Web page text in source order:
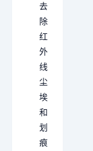
去
除
红
外
线
尘
埃
和
划
痕